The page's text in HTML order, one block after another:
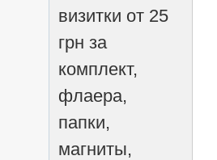
визитки от 25
грн за
комплект,
флаера,
папки,
магниты,